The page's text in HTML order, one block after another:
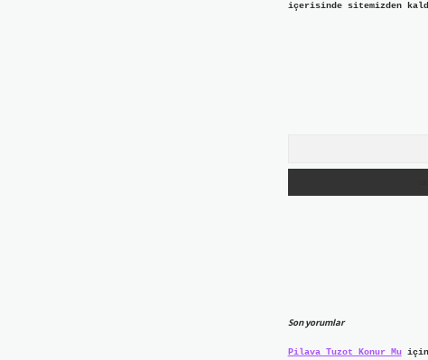
içerisinde sitemizden
Son yorumlar
Pilava Tuzot Konur Mu